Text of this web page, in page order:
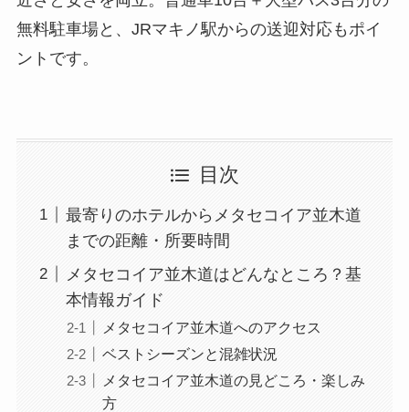
無料駐車場と、JRマキノ駅からの送迎対応もポイ
ントです。
目次
最寄りのホテルからメタセコイア並木道
までの距離・所要時間
メタセコイア並木道はどんなところ？基
本情報ガイド
メタセコイア並木道へのアクセス
ベストシーズンと混雑状況
メタセコイア並木道の見どころ・楽しみ
方